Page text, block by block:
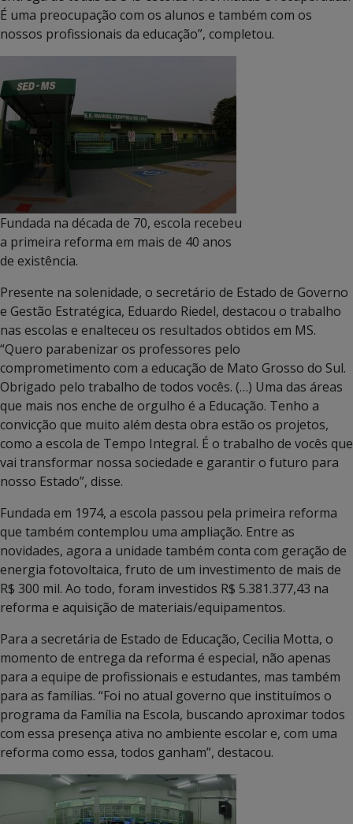
É uma preocupação com os alunos e também com os
nossos profissionais da educação”, completou.
Fundada na década de 70, escola recebeu
a primeira reforma em mais de 40 anos
de existência.
Presente na solenidade, o secretário de Estado de Governo
e Gestão Estratégica, Eduardo Riedel, destacou o trabalho
nas escolas e enalteceu os resultados obtidos em MS.
“Quero parabenizar os professores pelo
comprometimento com a educação de Mato Grosso do Sul.
Obrigado pelo trabalho de todos vocês. (…) Uma das áreas
que mais nos enche de orgulho é a Educação. Tenho a
convicção que muito além desta obra estão os projetos,
como a escola de Tempo Integral. É o trabalho de vocês que
vai transformar nossa sociedade e garantir o futuro para
nosso Estado”, disse.
Fundada em 1974, a escola passou pela primeira reforma
que também contemplou uma ampliação. Entre as
novidades, agora a unidade também conta com geração de
energia fotovoltaica, fruto de um investimento de mais de
R$ 300 mil. Ao todo, foram investidos R$ 5.381.377,43 na
reforma e aquisição de materiais/equipamentos.
Para a secretária de Estado de Educação, Cecilia Motta, o
momento de entrega da reforma é especial, não apenas
para a equipe de profissionais e estudantes, mas também
para as famílias. “Foi no atual governo que instituímos o
programa da Família na Escola, buscando aproximar todos
com essa presença ativa no ambiente escolar e, com uma
reforma como essa, todos ganham”, destacou.